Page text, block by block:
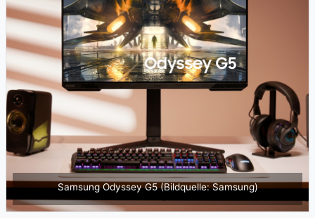
Samsung Odyssey G5 (Bildquelle: Samsung)